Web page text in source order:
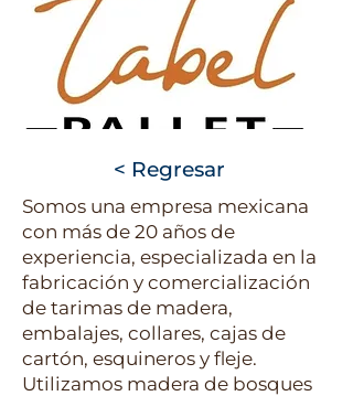
< Regresar
Somos una empresa mexicana
con más de 20 años de
experiencia, especializada en la
fabricación y comercialización
de tarimas de madera,
embalajes, collares, cajas de
cartón, esquineros y fleje.
Utilizamos madera de bosques